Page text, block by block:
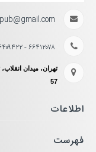
۶۶۴۱۲۰۷۸ - ۶۶۴۰۹۴۲۲ - ۶۶۴۹۵۰۳۴
تهران، میدان
57
اطلاعات
فهرست